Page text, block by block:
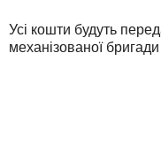
Усі кошти будуть
механізованої